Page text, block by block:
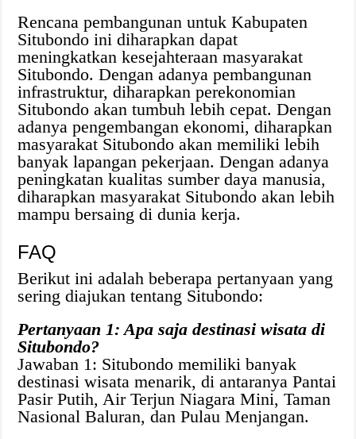
Rencana pembangunan untuk Kabupaten
Situbondo ini diharapkan dapat
meningkatkan kesejahteraan masyarakat
Situbondo. Dengan adanya pembangunan
infrastruktur, diharapkan perekonomian
Situbondo akan tumbuh lebih cepat. Dengan
adanya pengembangan ekonomi, diharapkan
masyarakat Situbondo akan memiliki lebih
banyak lapangan pekerjaan. Dengan adanya
peningkatan kualitas sumber daya manusia,
diharapkan masyarakat Situbondo akan lebih
mampu bersaing di dunia kerja.
FAQ
Berikut ini adalah beberapa pertanyaan yang
sering diajukan tentang Situbondo:
Pertanyaan 1: Apa saja destinasi wisata di
Situbondo?
Jawaban 1: Situbondo memiliki banyak
destinasi wisata menarik, di antaranya Pantai
Pasir Putih, Air Terjun Niagara Mini, Taman
Nasional Baluran, dan Pulau Menjangan.